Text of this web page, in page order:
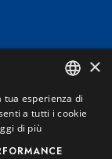
ITALIAN
×
esperienza di
a tutti i cookie
di più